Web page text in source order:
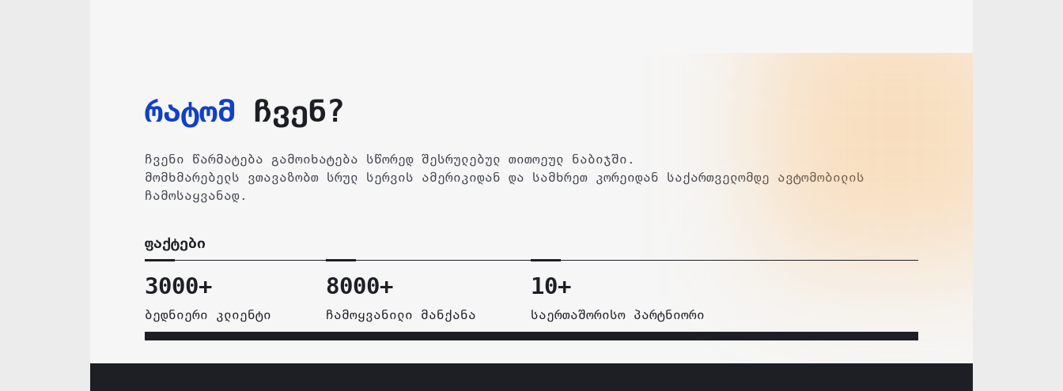
რატომ ჩვენ?
ჩვენი წარმატება გამოიხატება სწორედ შესრულებულ თითოეულ ნაბიჯში.
მომხმარებელს ვთავაზობთ სრულ სერვის ამერიკიდან და სამხრეთ კორეიდან საქართველომდე ავტომობილის
ჩამოსაყვანად.
ფაქტები
3000+
ბედნიერი კლიენტი
8000+
ჩამოყვანილი მანქანა
10+
საერთაშორისო პარტნიორი